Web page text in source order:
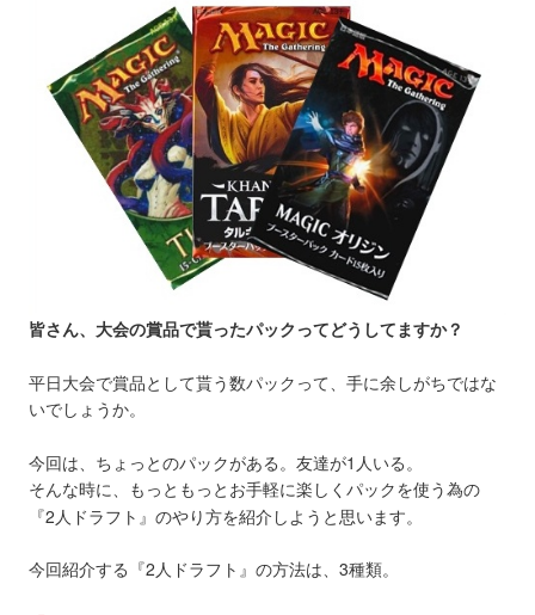
皆さん、大会の賞品で貰ったパックってどうしてますか？
平日大会で賞品として貰う数パックって、手に余しがちではな
いでしょうか。
今回は、ちょっとのパックがある。友達が1人いる。
そんな時に、もっともっとお手軽に楽しくパックを使う為の
『2人ドラフト』のやり方を紹介しようと思います。
今回紹介する『2人ドラフト』の方法は、3種類。